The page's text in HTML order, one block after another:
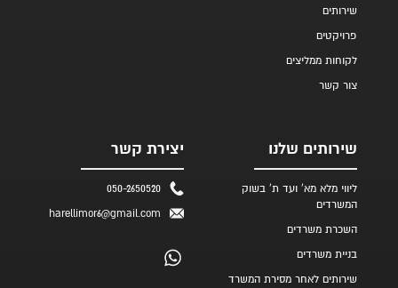
שירותים
פרויקטים
לקוחות ממליצים
צור קשר
שירותים שלנו
ליווי מלא מא' ועד ת' בשוק
המשרדים
השכרת משרדים
בניית משרדים
שירותים לאחר מסירת המשרד
יצירת קשר
050-2650520
harellimor6@gmail.com